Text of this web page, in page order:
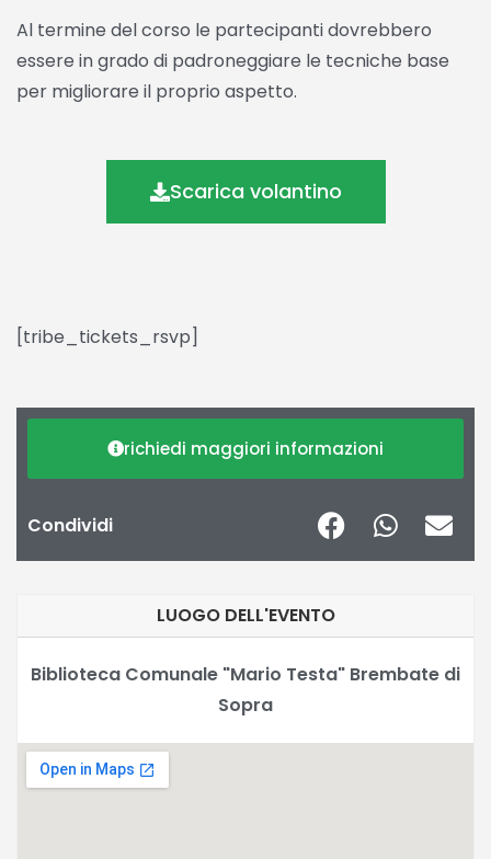
Al termine del corso le partecipanti dovrebbero
essere in grado di padroneggiare le tecniche base
per migliorare il proprio aspetto.
Scarica volantino
[tribe_tickets_rsvp]
richiedi maggiori informazioni
Condividi
LUOGO DELL'EVENTO
Biblioteca Comunale "Mario Testa" Brembate di
Sopra